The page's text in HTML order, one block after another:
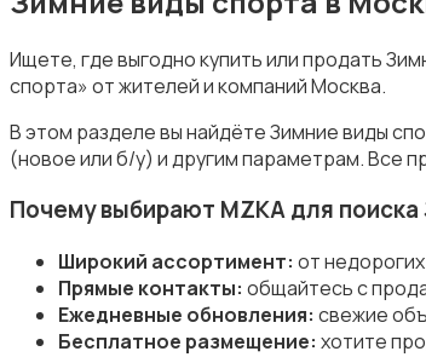
Зимние виды спорта
Игры с мячом
Ищете, где выгодно купить или продать
спорта» от жителей и компаний Москва.
В этом разделе вы найдёте Зимние виды
(новое или б/у) и другим параметрам. Все
Почему выбирают MZKA для
Широкий ассортимент: от
Прямые контакты: общайтесь с
Ежедневные обновления: свежие
Бесплатное размещение: хотите